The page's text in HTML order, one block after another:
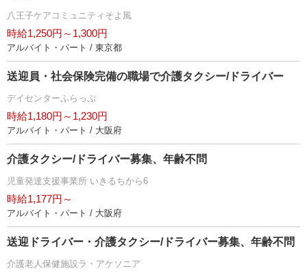
八王子ケアコミュニティそよ風
時給1,250円～1,300円
アルバイト・パート / 東京都
送迎員・社会保険完備の職場で介護タクシー/ドライバー
デイセンターふらっぷ
時給1,180円～1,230円
アルバイト・パート / 大阪府
介護タクシー/ドライバー募集、年齢不問
児童発達支援事業所 いきるちから6
時給1,177円～
アルバイト・パート / 大阪府
送迎ドライバー・介護タクシー/ドライバー募集、年齢不問
介護老人保健施設ラ・アケソニア